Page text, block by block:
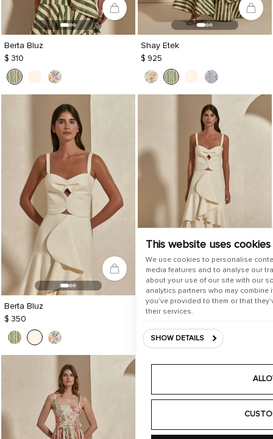
This website uses cookies
We use cookies to personalise
media features and to analyse our
about your use of our site with our
analytics partners who may
you’ve provided to them or that
their services.
SHOW DETAILS
Berta Bluz
$ 310
Shay Etek
$ 925
Berta Bluz
$ 350
Shay Etek